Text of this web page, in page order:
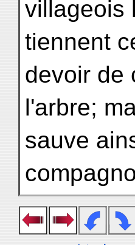
villageois
tiennent
devoir de
l'arbre;
sauve